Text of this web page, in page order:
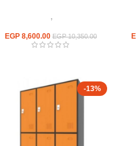
,
EGP10,350.00
EGP 8,600.00
-13%